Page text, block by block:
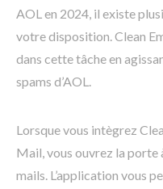
AOL en 2024, il existe
votre disposition. Clean
dans cette tâche en
spams d’AOL.
Lorsque vous intègrez
Mail, vous ouvrez la porte
mails. L’application vous